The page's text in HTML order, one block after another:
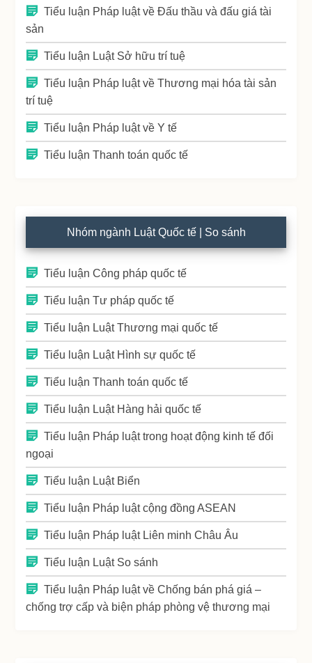
Tiểu luận Pháp luật về Đấu thầu và đấu giá tài
sản
Tiểu luận Luật Sở hữu trí tuệ
Tiểu luận Pháp luật về Thương mại hóa tài sản
trí tuệ
Tiểu luận Pháp luật về Y tế
Tiểu luận Thanh toán quốc tế
Nhóm ngành Luật Quốc tế | So sánh
Tiểu luận Công pháp quốc tế
Tiểu luận Tư pháp quốc tế
Tiểu luận Luật Thương mại quốc tế
Tiểu luận Luật Hình sự quốc tế
Tiểu luận Thanh toán quốc tế
Tiểu luận Luật Hàng hải quốc tế
Tiểu luận Pháp luật trong hoạt động kinh tế đối
ngoại
Tiểu luận Luật Biển
Tiểu luận Pháp luật cộng đồng ASEAN
Tiểu luận Pháp luật Liên minh Châu Âu
Tiểu luận Luật So sánh
Tiểu luận Pháp luật về Chống bán phá giá –
chống trợ cấp và biện pháp phòng vệ thương mại